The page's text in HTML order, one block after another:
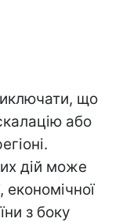
що
або
дій може
економічної
з боку